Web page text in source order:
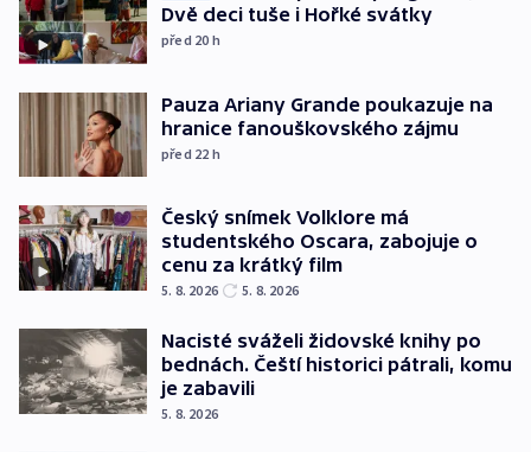
Dvě deci tuše i Hořké svátky
před 20 h
Pauza Ariany Grande poukazuje na
hranice fanouškovského zájmu
před 22 h
Český snímek Volklore má
studentského Oscara, zabojuje o
cenu za krátký film
5. 8. 2026 5. 8. 2026
Nacisté sváželi židovské knihy po
bednách. Čeští historici pátrali, komu
je zabavili
5. 8. 2026